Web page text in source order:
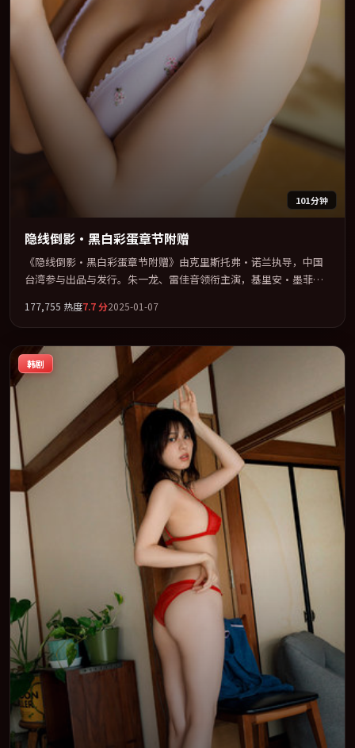
101分钟
隐线倒影·黑白彩蛋章节附赠
《隐线倒影·黑白彩蛋章节附赠》由克里斯托弗·诺兰执导，中国
台湾参与出品与发行。朱一龙、雷佳音领衔主演，基里安·墨菲、
张力持续堆叠。全片以「犯罪」类型为骨架，在叙事、表演与视听
上力求统一。定于 2025-09-22 在内地院线及主流平台同步亮相，
2025 年度话题片中口碑稳健，适合喜欢强情节与人物弧光的观众完
整观看。
177,755 热度7.7分2025-01-07
韩剧